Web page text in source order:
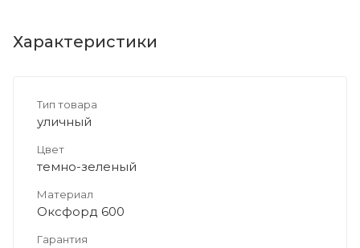
Характеристики
Тип товара
уличный
Цвет
темно-зеленый
Материал
Оксфорд 600
Гарантия